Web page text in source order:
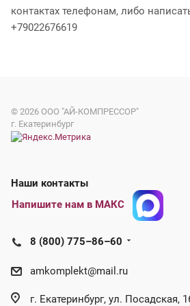
контактах телефонам, либо
+79022676619
© 2026 ООО "АЙ-КОМПРЕССОР"
г. Екатеринбург
Наши контакты
Напишите нам в МАКС
8 (800) 775–86–60
amkomplekt@mail.ru
г. Екатеринбург, ул. Посадская,